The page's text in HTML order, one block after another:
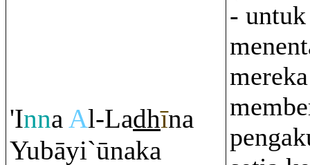
'InnaAl-Ladhīna
Yubāyi`ūnaka
-